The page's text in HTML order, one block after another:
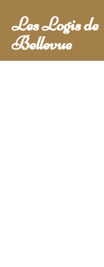
Les Logis de
Bellevue